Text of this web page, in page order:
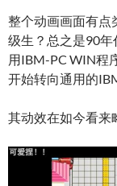
整个动画画面有点
级生？总之是90年
用IBM-PC WIN程
开始转向通用的
其动效在如今看来